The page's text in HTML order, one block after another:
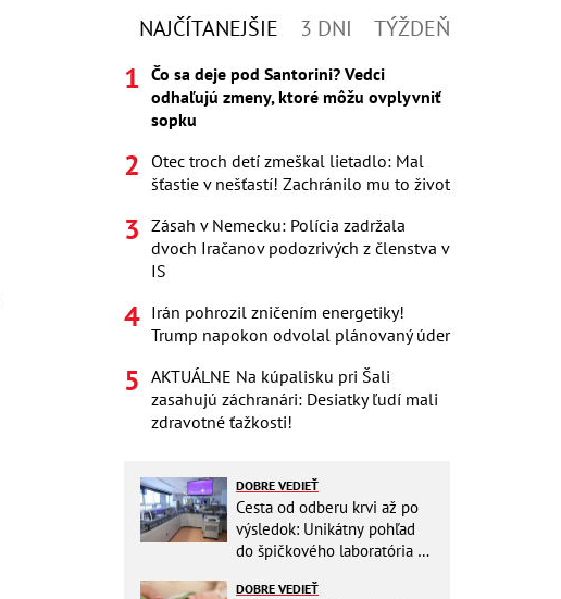
NAJČÍTANEJŠIE 3 DNI TÝŽDEŇ
Čo sa deje pod Santorini? Vedci
odhaľujú zmeny, ktoré môžu ovplyvniť
sopku
Otec troch detí zmeškal lietadlo: Mal
šťastie v nešťastí! Zachránilo mu to život
Zásah v Nemecku: Polícia zadržala
dvoch Iračanov podozrivých z členstva v
IS
Irán pohrozil zničením energetiky!
Trump napokon odvolal plánovaný úder
AKTUÁLNE Na kúpalisku pri Šali
zasahujú záchranári: Desiatky ľudí mali
zdravotné ťažkosti!
DOBRE VEDIEŤ
Cesta od odberu krvi až po
výsledok: Unikátny pohľad
do špičkového laboratória na
DOBRE VEDIEŤ